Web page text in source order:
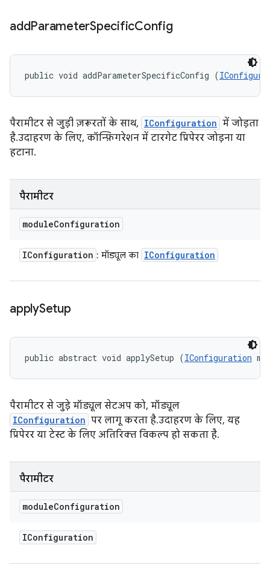
addParameterSpecificConfig
public void addParameterSpecificConfig (
पैरामीटर से जुड़ी ज़रूरतों के साथ, IConfiguration में जोड़ता
है. उदाहरण के लिए, कॉन्फ़िगरेशन में टारगेट प्रिपेरर जोड़ना या
हटाना.
पैरामीटर
moduleConfiguration
IConfiguration : मॉड्यूल का IConfiguration
applySetup
public abstract void applySetup (IConfiguration
पैरामीटर से जुड़े मॉड्यूल सेटअप को, मॉड्यूल
IConfiguration पर लागू करता है. उदाहरण के लिए, यह
प्रिपेरर या टेस्ट के लिए अतिरिक्त विकल्प हो सकता है.
पैरामीटर
moduleConfiguration
IConfiguration